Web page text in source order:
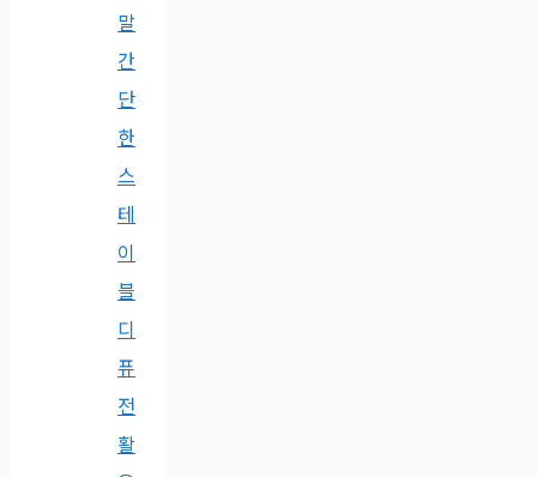
말
간
단
한
스
테
이
블
디
퓨
전
활